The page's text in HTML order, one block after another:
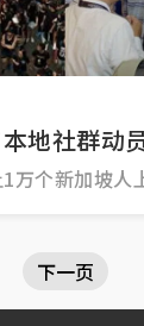
地社群动
个新加坡人
下一页